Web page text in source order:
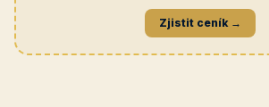
Zjistit ceník →